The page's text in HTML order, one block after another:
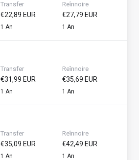
Transfer
€22,89 EUR
1 An
Reînnoire
€27,79 EUR
1 An
Transfer
€31,99 EUR
1 An
Reînnoire
€35,69 EUR
1 An
Transfer
€35,09 EUR
1 An
Reînnoire
€42,49 EUR
1 An